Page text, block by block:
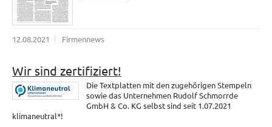
12.08.2021 Firmennews
Wir sind zertifiziert!
Die Textplatten mit den zugehörigen Stempeln
sowie das Unternehmen Rudolf Schmorrde
GmbH & Co. KG selbst sind seit 1.07.2021
klimaneutral*!